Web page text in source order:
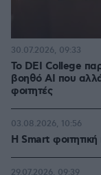
Το DEI College
βοηθό AI που
φοιτητές
30.07.2026, 09:33
Η Smart
03.08.2026, 10:56
29.07.2026, 09:39